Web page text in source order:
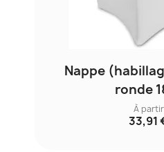
Nappe
ronde
À
33,91